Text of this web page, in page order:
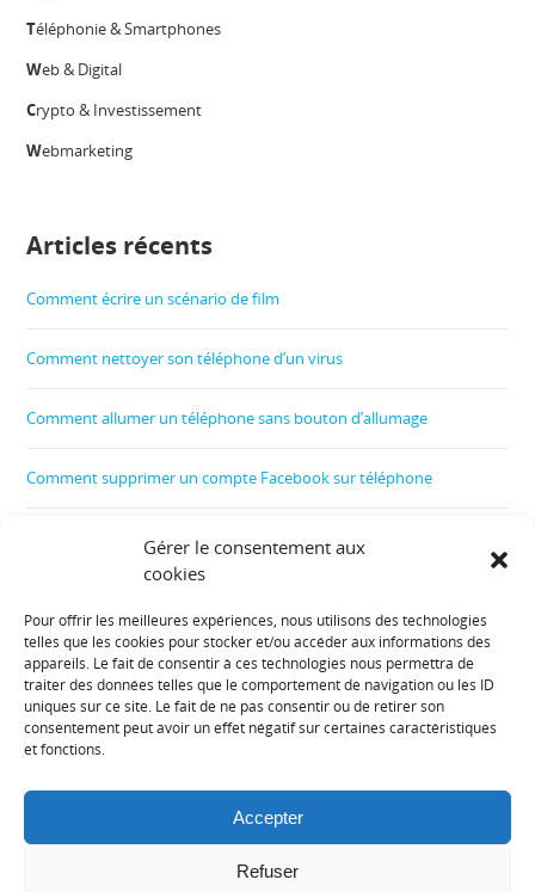
Gérer le consentement aux
cookies
Pour offrir les meilleures expériences, nous utilisons des technologies
telles que les cookies pour stocker et/ou accéder aux informations des
appareils. Le fait de consentir à ces technologies nous permettra de
traiter des données telles que le comportement de navigation ou les ID
uniques sur ce site. Le fait de ne pas consentir ou de retirer son
consentement peut avoir un effet négatif sur certaines caractéristiques
et fonctions.
Accepter
Refuser
Téléphonie & Smartphones
Web & Digital
Crypto & Investissement
Webmarketing
Articles récents
Comment écrire un scénario de film
Comment nettoyer son téléphone d’un virus
Comment allumer un téléphone sans bouton d’allumage
Comment supprimer un compte Facebook sur téléphone
Comment créer un film
Informations diverses :
Plan de site